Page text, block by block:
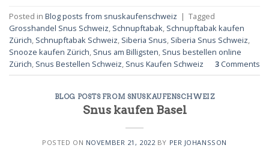
Posted in Blog posts from snuskaufenschweiz | Tagged
Grosshandel Snus Schweiz, Schnupftabak, Schnupftabak kaufen
Zürich, Schnupftabak Schweiz, Siberia Snus, Siberia Snus Schweiz,
Snooze kaufen Zürich, Snus am Billigsten, Snus bestellen online
Zürich, Snus Bestellen Schweiz, Snus Kaufen Schweiz 3 Comments
BLOG POSTS FROM SNUSKAUFENSCHWEIZ
Snus kaufen Basel
POSTED ON NOVEMBER 21, 2022BY PER JOHANSSON